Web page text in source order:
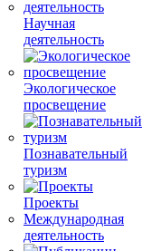
Научная
деятельность
Экологическое
просвещение
Познавательный
туризм
Проекты
Международная
деятельность